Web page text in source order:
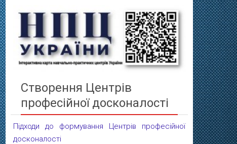
Створення Центрів
професійної досконалості
Підходи до формування Центрів професійної
досконалості